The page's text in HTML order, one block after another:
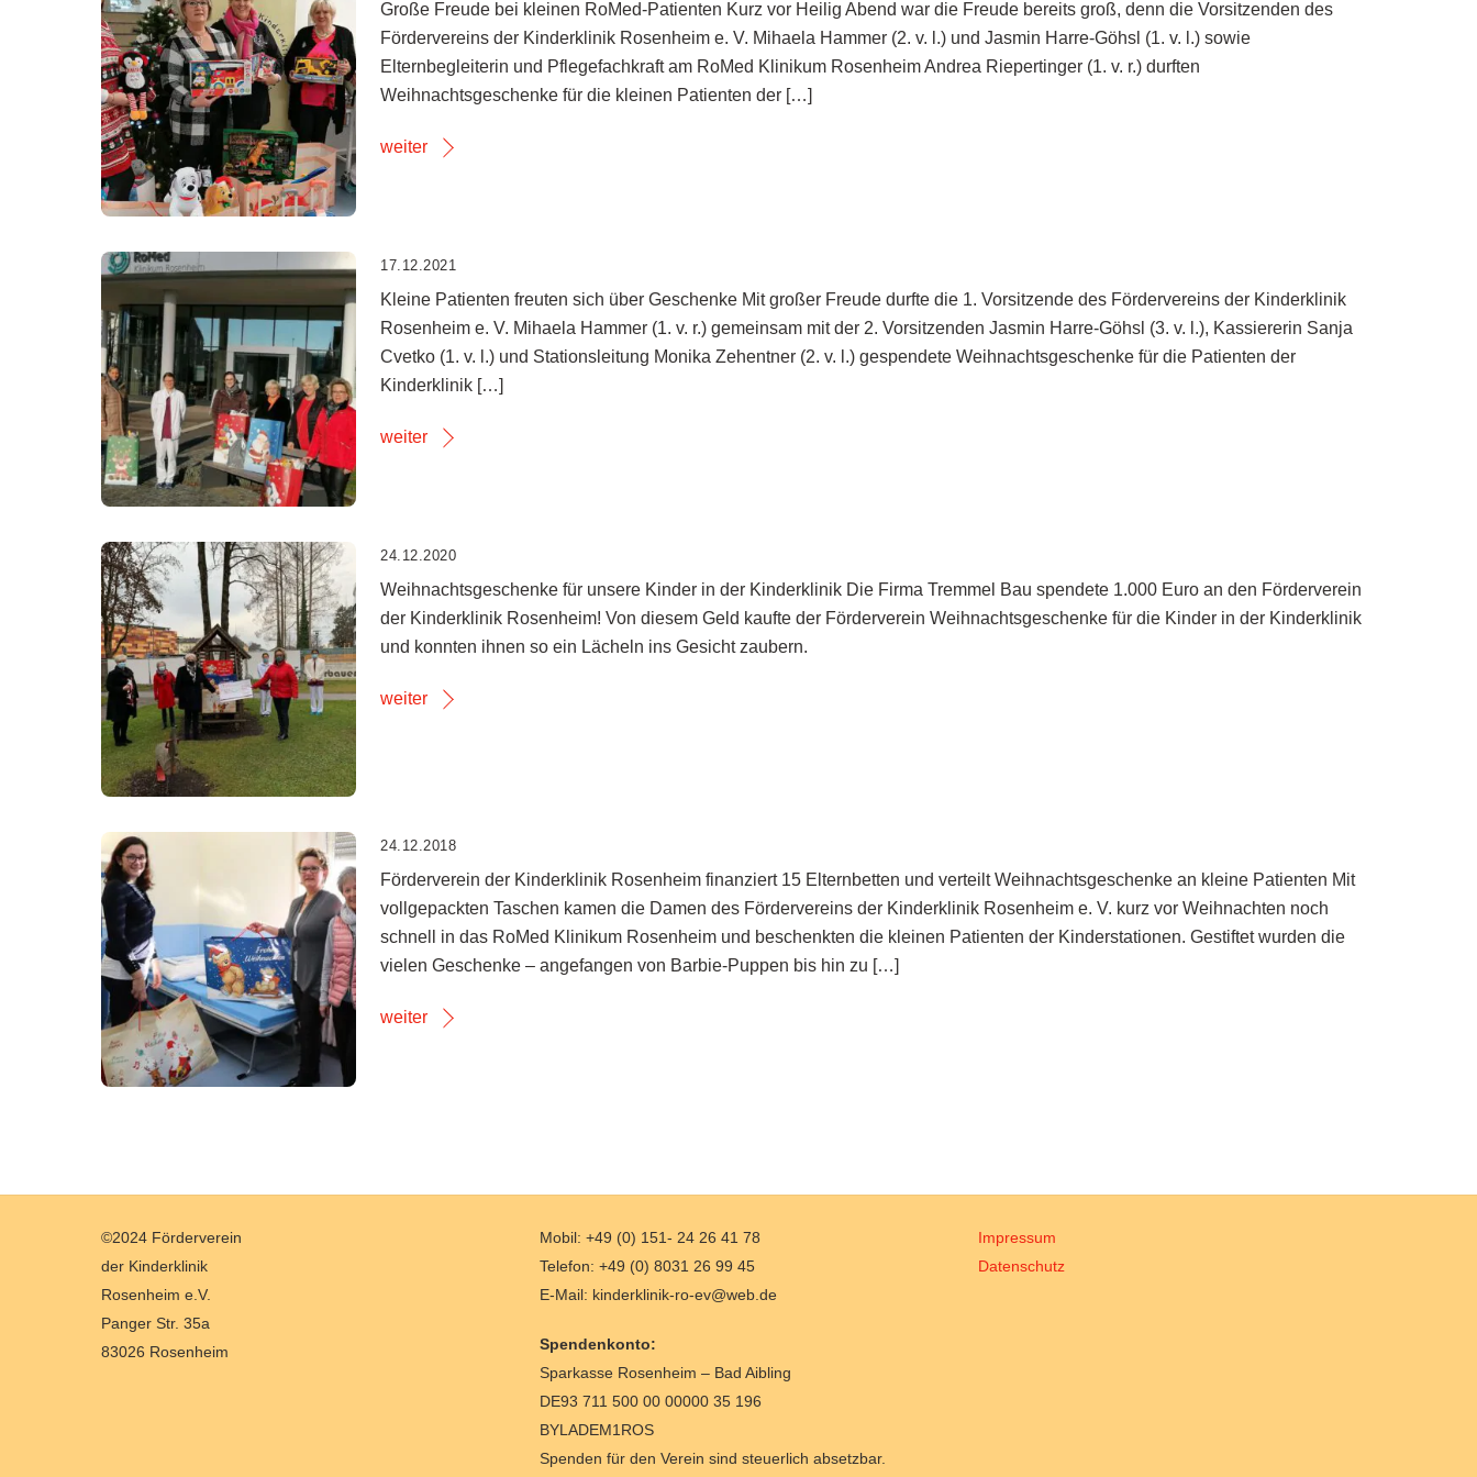
Große Freude bei kleinen RoMed-Patienten Kurz vor Heilig Abend war die Freude bereits groß, denn die Vorsitzenden des
Fördervereins der Kinderklinik Rosenheim e. V. Mihaela Hammer (2. v. l.) und Jasmin Harre-Göhsl (1. v. l.) sowie
Elternbegleiterin und Pflegefachkraft am RoMed Klinikum Rosenheim Andrea Riepertinger (1. v. r.) durften
Weihnachtsgeschenke für die kleinen Patienten der […]
weiter
17.12.2021
Kleine Patienten freuten sich über Geschenke Mit großer Freude durfte die 1. Vorsitzende des Fördervereins der Kinderklinik
Rosenheim e. V. Mihaela Hammer (1. v. r.) gemeinsam mit der 2. Vorsitzenden Jasmin Harre-Göhsl (3. v. l.), Kassiererin Sanja
Cvetko (1. v. l.) und Stationsleitung Monika Zehentner (2. v. l.) gespendete Weihnachtsgeschenke für die Patienten der
Kinderklinik […]
weiter
24.12.2020
Weihnachtsgeschenke für unsere Kinder in der Kinderklinik Die Firma Tremmel Bau spendete 1.000 Euro an den Förderverein
der Kinderklinik Rosenheim! Von diesem Geld kaufte der Förderverein Weihnachtsgeschenke für die Kinder in der Kinderklinik
und konnten ihnen so ein Lächeln ins Gesicht zaubern.
weiter
24.12.2018
Förderverein der Kinderklinik Rosenheim finanziert 15 Elternbetten und verteilt Weihnachtsgeschenke an kleine Patienten Mit
vollgepackten Taschen kamen die Damen des Fördervereins der Kinderklinik Rosenheim e. V. kurz vor Weihnachten noch
schnell in das RoMed Klinikum Rosenheim und beschenkten die kleinen Patienten der Kinderstationen. Gestiftet wurden die
vielen Geschenke – angefangen von Barbie-Puppen bis hin zu […]
weiter
To
Top
©2024 Förderverein
der Kinderklinik
Rosenheim e.V.
Panger Str. 35a
83026 Rosenheim
Mobil: +49 (0) 151- 24 26 41 78
Telefon: +49 (0) 8031 26 99 45
E-Mail: kinderklinik-ro-ev@web.de
Spendenkonto:
Sparkasse Rosenheim – Bad Aibling
DE93 711 500 00 00000 35 196
BYLADEM1ROS
Spenden für den Verein sind steuerlich absetzbar.
Impressum
Datenschutz